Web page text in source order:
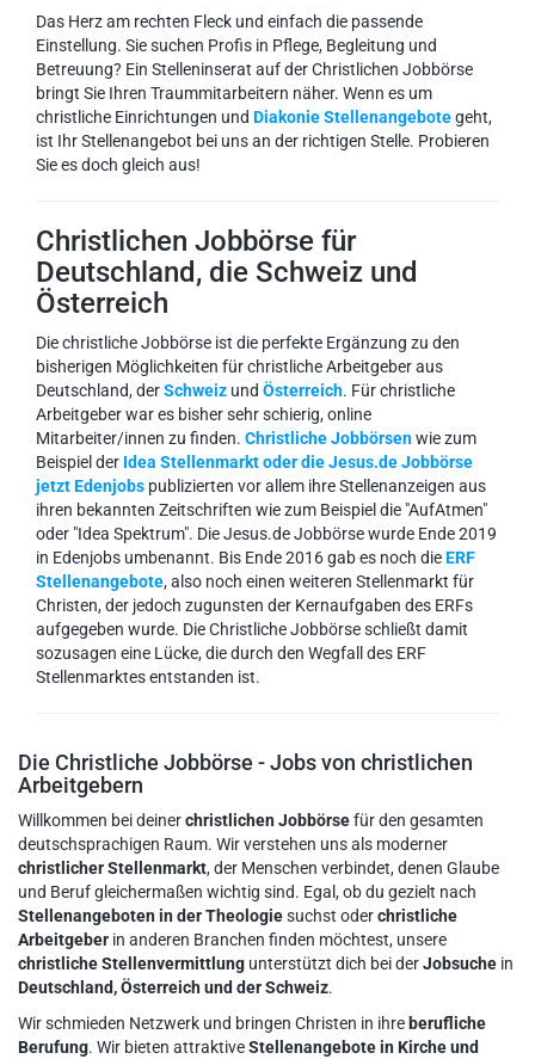
Das Herz am rechten Fleck und einfach die passende
Einstellung. Sie suchen Profis in Pflege, Begleitung und
Betreuung? Ein Stelleninserat auf der Christlichen Jobbörse
bringt Sie Ihren Traummitarbeitern näher. Wenn es um
christliche Einrichtungen und Diakonie Stellenangebotegeht,
ist Ihr Stellenangebot bei uns an der richtigen Stelle. Probieren
Sie es doch gleich aus!
Christlichen Jobbörse für
Deutschland, die Schweiz und
Österreich
Die christliche Jobbörse ist die perfekte Ergänzung zu den
bisherigen Möglichkeiten für christliche Arbeitgeber aus
Deutschland, derSchweiz und Österreich. Für christliche
Arbeitgeber war es bisher sehr schierig, online
Mitarbeiter/innen zu finden. Christliche Jobbörsenwie zum
Beispiel der Idea Stellenmarkt oder die Jesus.de Jobbörse
jetzt Edenjobs publizierten vor allem ihre Stellenanzeigen aus
ihren bekannten Zeitschriften wie zum Beispiel die "AufAtmen"
oder "Idea Spektrum". Die Jesus.de Jobbörse wurde Ende 2019
in Edenjobs umbenannt. Bis Ende 2016 gab es noch dieERF
Stellenangebote, also noch einen weiteren Stellenmarkt für
Christen, der jedoch zugunsten der Kernaufgaben des ERFs
aufgegeben wurde. Die Christliche Jobbörse schließt damit
sozusagen eine Lücke, die durch den Wegfall des ERF
Stellenmarktes entstanden ist.
Die Christliche Jobbörse - Jobs von christlichen
Arbeitgebern
Willkommen bei deinerchristlichen Jobbörsefür den gesamten
deutschsprachigen Raum. Wir verstehen uns als moderner
christlicher Stellenmarkt, der Menschen verbindet, denen Glaube
und Beruf gleichermaßen wichtig sind. Egal, ob du gezielt nach
Stellenangeboten in der Theologiesuchst oderchristliche
Arbeitgeber in anderen Branchen finden möchtest, unsere
christliche Stellenvermittlung unterstützt dich bei derJobsuche in
Deutschland, Österreich und der Schweiz.
Wir schmieden Netzwerk und bringen Christen in ihre berufliche
Berufung. Wir bieten attraktiveStellenangebote in Kirche und